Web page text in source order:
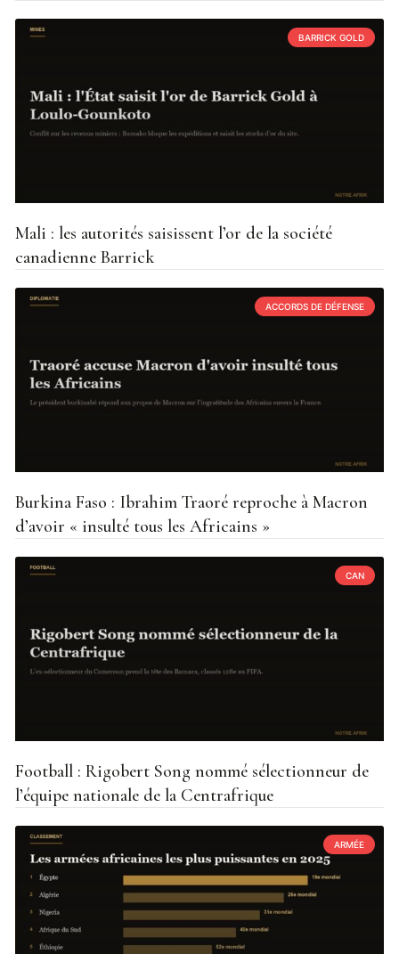
BARRICK GOLD
Mali : les autorités saisissent l’or de la société
canadienne Barrick
ACCORDS DE DÉFENSE
Burkina Faso : Ibrahim Traoré reproche à Macron
d’avoir « insulté tous les Africains »
CAN
Football : Rigobert Song nommé sélectionneur de
l’équipe nationale de la Centrafrique
ARMÉE